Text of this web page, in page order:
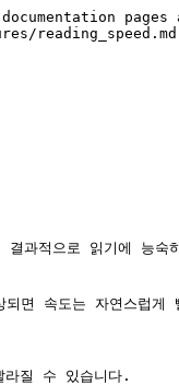
pages
과적으로 읽기에 능숙
면 속도는 자연스럽게
질 수 있습니다.